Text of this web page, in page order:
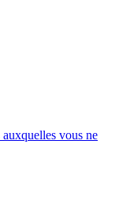
vous ne